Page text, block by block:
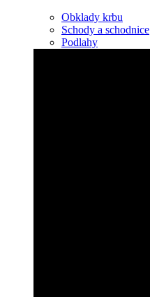
Obklady krbu
Schody a schodnice
Podlahy